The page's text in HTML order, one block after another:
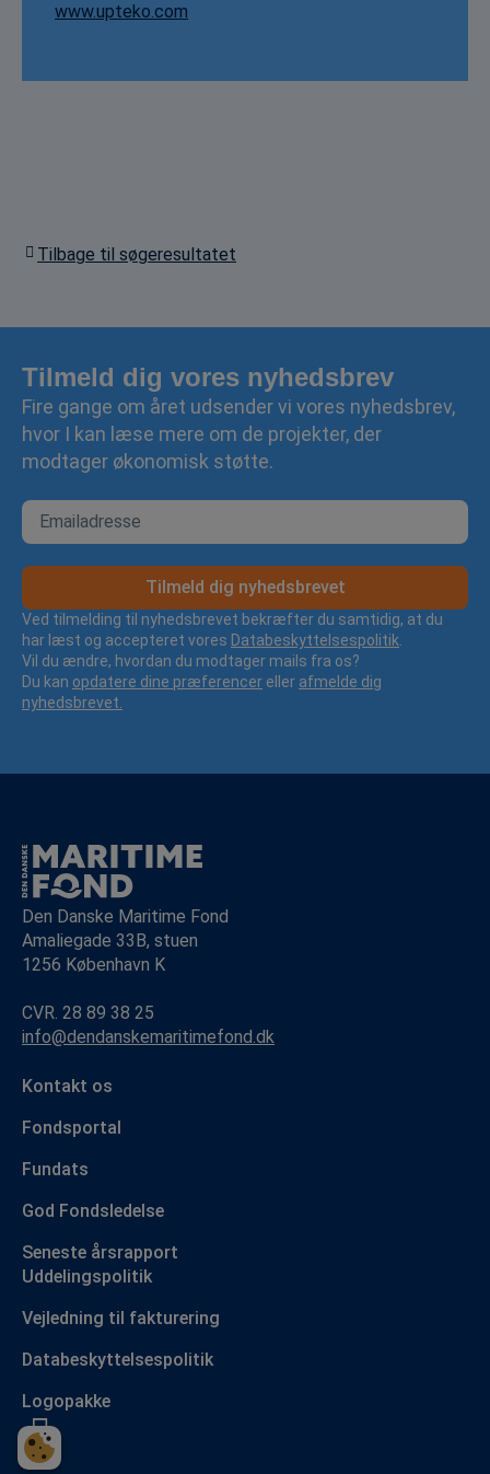
www.upteko.com
Tilbage til søgeresultatet
Tilmeld dig vores nyhedsbrev
Fire gange om året udsender vi vores nyhedsbrev,
hvor I kan læse mere om de projekter, der
modtager økonomisk støtte.
Tilmeld dig nyhedsbrevet
Ved tilmelding til nyhedsbrevet bekræfter du samtidig, at du
har læst og accepteret vores Databeskyttelsespolitik
Vil du ændre, hvordan du modtager mails fra os?
Du kan opdatere dine præferencer eller afmelde dig
nyhedsbrevet.
Den Danske Maritime Fond
Amaliegade 33B, stuen
1256 København K
CVR. 28 89 38 25
info@dendanskemaritimefond.dk
Kontakt os
Fondsportal
Fundats
God Fondsledelse
Seneste årsrapport
Uddelingspolitik
Vejledning til fakturering
Databeskyttelsespolitik
Logopakke